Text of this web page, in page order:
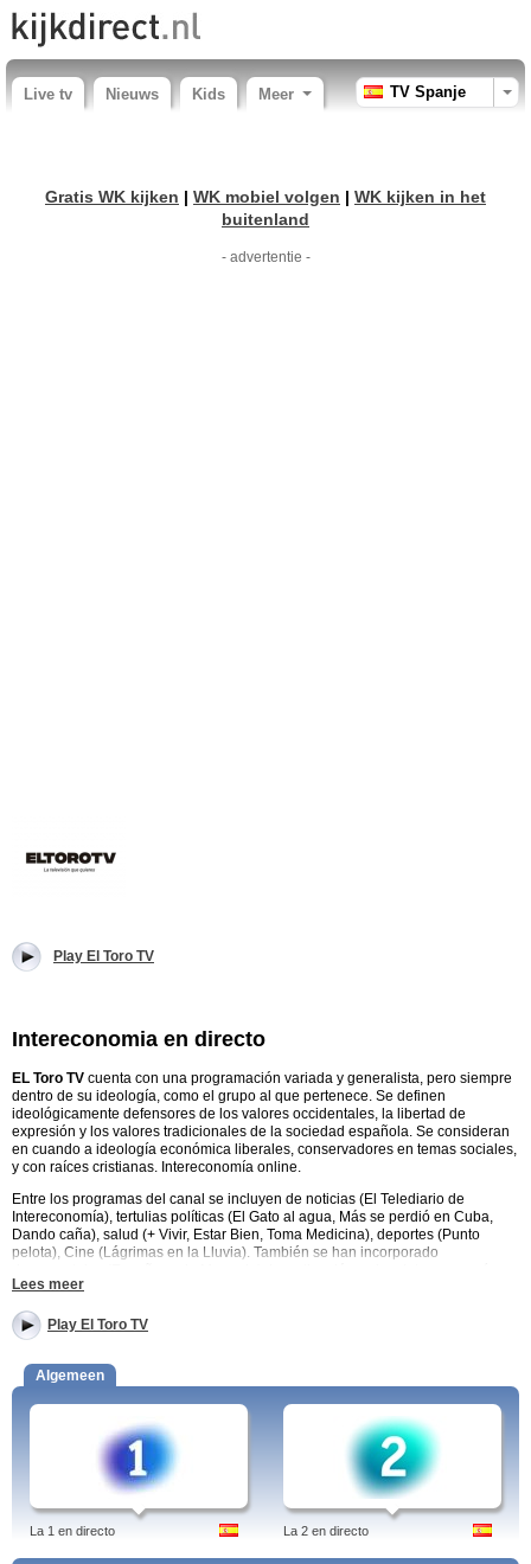
Live tv Nieuws Kids Meer TV Spanje
Gratis WK kijken | WK mobiel volgen | WK kijken in het
buitenland
- advertentie -
Play El Toro TV
Intereconomia en directo
EL Toro TV cuenta con una programación variada y generalista, pero siempre
dentro de su ideología, como el grupo al que pertenece. Se definen
ideológicamente defensores de los valores occidentales, la libertad de
expresión y los valores tradicionales de la sociedad española. Se consideran
en cuando a ideología económica liberales, conservadores en temas sociales,
y con raíces cristianas. Intereconomía online.
Entre los programas del canal se incluyen de noticias (El Telediario de
Intereconomía), tertulias políticas (El Gato al agua, Más se perdió en Cuba,
Dando caña), salud (+ Vivir, Estar Bien, Toma Medicina), deportes (Punto
pelota), Cine (Lágrimas en la Lluvia). También se han incorporado
streaming.
Tags: el toro tv, intereconomía, radio, energía, el gato al agua, wikipedia, tv el
gato al agua, salamanca, madrid, fm, granada, tv
Author: Jens Borghardt
Lees meer
Play El Toro TV
Algemeen
La 1 en directo La 2 en directo